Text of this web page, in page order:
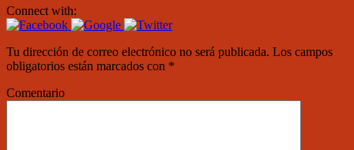
Connect with:
Tu dirección de correo electrónico no será publicada. Los campos
obligatorios están marcados con *
Comentario